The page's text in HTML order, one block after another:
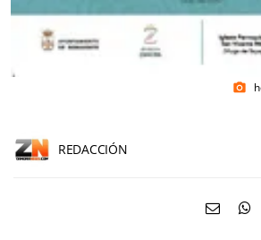
photo_camera
REDACCIÓN